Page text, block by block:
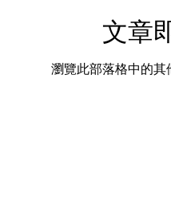
文章
瀏覽此部落格中的其